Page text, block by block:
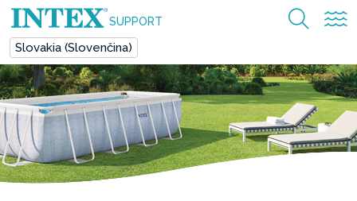
SUPPORT
Slovakia (Slovenčina)